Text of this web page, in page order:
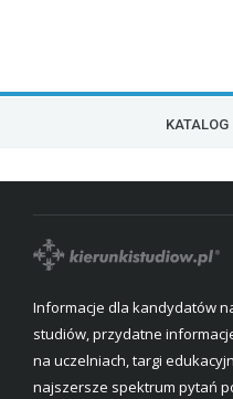
KATALOG
Informacje dla kandydatów
studiów, przydatne
na uczelniach, targi
najszersze spektrum pytań